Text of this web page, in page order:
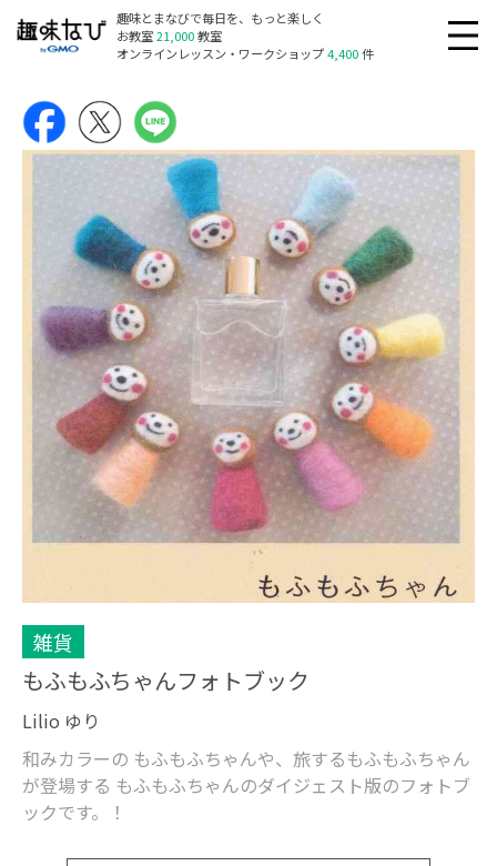
趣味とまなびで毎日を、もっと楽しく
お教室21,000教室
オンラインレッスン・ワークショップ4,400件
雑貨
もふもふちゃんフォトブック
Lilio ゆり
和みカラーの もふもふちゃんや、旅するもふもふちゃん
が登場する もふもふちゃんのダイジェスト版のフォトブ
ックです。！